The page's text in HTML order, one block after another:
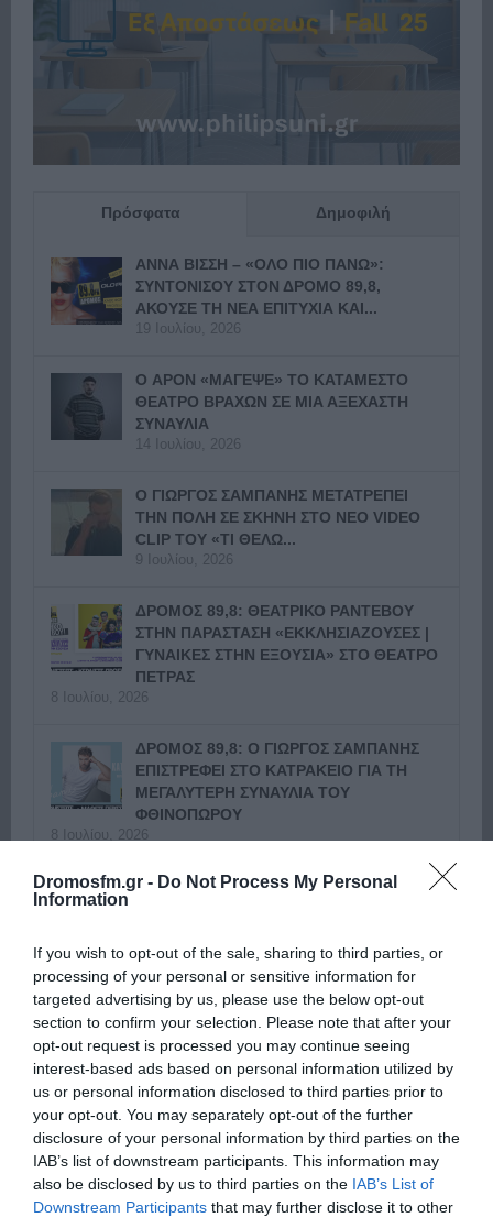
Dromosfm.gr - Do Not Process My Personal
Information
If you wish to opt-out of the sale, sharing to third parties, or
processing of your personal or sensitive information for
targeted advertising by us, please use the below opt-out
section to confirm your selection. Please note that after your
opt-out request is processed you may continue seeing
interest-based ads based on personal information utilized by
us or personal information disclosed to third parties prior to
your opt-out. You may separately opt-out of the further
disclosure of your personal information by third parties on the
IAB’s list of downstream participants. This information may
also be disclosed by us to third parties on the IAB’s List of
Downstream Participants that may further disclose it to other
Πρόσφατα Δημοφιλή
ΑΝΝΑ ΒΙΣΣΗ – «ΟΛΟ ΠΙΟ ΠΑΝΩ»:
ΣΥΝΤΟΝΙΣΟΥ ΣΤΟΝ ΔΡΟΜΟ 89,8,
ΑΚΟΥΣΕ ΤΗ ΝΕΑ ΕΠΙΤΥΧΙΑ ΚΑΙ...
19 Ιουλίου, 2026
Ο APON «ΜΑΓΕΨΕ» ΤΟ ΚΑΤΑΜΕΣΤΟ
ΘΕΑΤΡΟ ΒΡΑΧΩΝ ΣΕ ΜΙΑ ΑΞΕΧΑΣΤΗ
ΣΥΝΑΥΛΙΑ
14 Ιουλίου, 2026
Ο ΓΙΩΡΓΟΣ ΣΑΜΠΑΝΗΣ ΜΕΤΑΤΡΕΠΕΙ
ΤΗΝ ΠΟΛΗ ΣΕ ΣΚΗΝΗ ΣΤΟ ΝΕΟ VIDEO
CLIP ΤΟΥ «ΤΙ ΘΕΛΩ...
9 Ιουλίου, 2026
ΔΡΟΜΟΣ 89,8: ΘΕΑΤΡΙΚΟ ΡΑΝΤΕΒΟΥ
ΣΤΗΝ ΠΑΡΑΣΤΑΣΗ «ΕΚΚΛΗΣΙΑΖΟΥΣΕΣ |
ΓΥΝΑΙΚΕΣ ΣΤΗΝ ΕΞΟΥΣΙΑ» ΣΤΟ ΘΕΑΤΡΟ
ΠΕΤΡΑΣ
8 Ιουλίου, 2026
ΔΡΟΜΟΣ 89,8: Ο ΓΙΩΡΓΟΣ ΣΑΜΠΑΝΗΣ
ΕΠΙΣΤΡΕΦΕΙ ΣΤΟ ΚΑΤΡΑΚΕΙΟ ΓΙΑ ΤΗ
ΜΕΓΑΛΥΤΕΡΗ ΣΥΝΑΥΛΙΑ ΤΟΥ
ΦΘΙΝΟΠΩΡΟΥ
8 Ιουλίου, 2026
Επόμενο »
ΕΙΠΕΣ – ΦΕΡΡΗΣ ΘΟΔΩΡΗΣ